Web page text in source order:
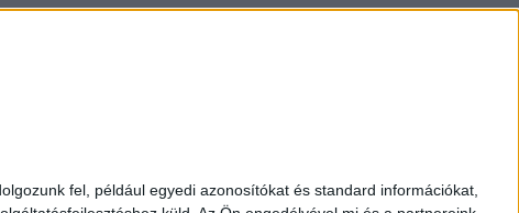
fel, például egyedi azonosítókat és standard információkat,
1053 Budapest, Múzeum krt. 13-15.